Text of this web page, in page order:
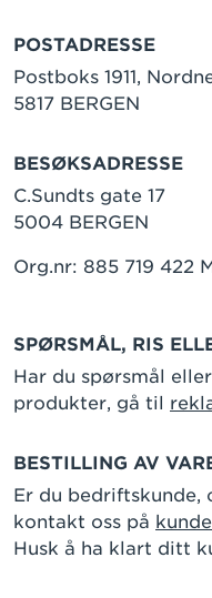
POSTADRESSE
Postboks 1911,
5817 BERGEN
BESØKSADRESSE
C.Sundts gate 17
5004 BERGEN
Org.nr: 885 719 422
SPØRSMÅL, RIS
Har du spørsmål
produkter, gå til
BESTILLING AV
Er du bedriftskunde,
kontakt oss på
Husk å ha klart ditt